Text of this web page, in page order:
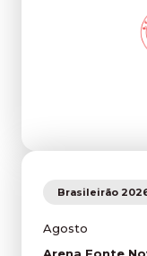
Brasileirão
Agosto